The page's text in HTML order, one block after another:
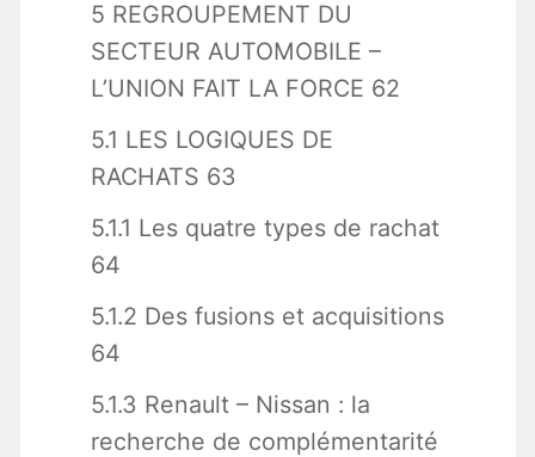
5 REGROUPEMENT DU
SECTEUR AUTOMOBILE –
L’UNION FAIT LA FORCE 62
5.1 LES LOGIQUES DE
RACHATS 63
5.1.1 Les quatre types de rachat
64
5.1.2 Des fusions et acquisitions
64
5.1.3 Renault – Nissan : la
recherche de complémentarité